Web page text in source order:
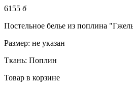
6155 б
Постельное белье из поплина
Размер: не указан
Ткань: Поплин
Товар в корзине